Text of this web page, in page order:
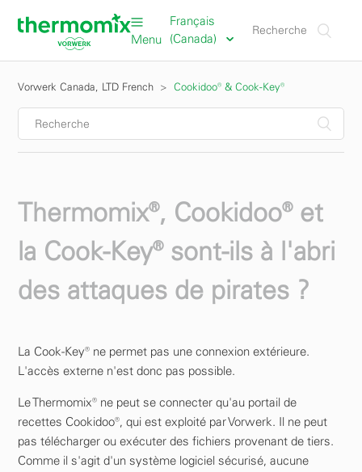
Menu
Français
(Canada)
Vorwerk Canada, LTD French Cookidoo® & Cook-Key®
Thermomix®, Cookidoo® et
la Cook-Key® sont-ils à l'abri
des attaques de pirates ?
La Cook-Key® ne permet pas une connexion extérieure.
L'accès externe n'est donc pas possible.
Le Thermomix® ne peut se connecter qu'au portail de
recettes Cookidoo®, qui est exploité par Vorwerk. Il ne peut
pas télécharger ou exécuter des fichiers provenant de tiers.
Comme il s'agit d'un système logiciel sécurisé, aucune